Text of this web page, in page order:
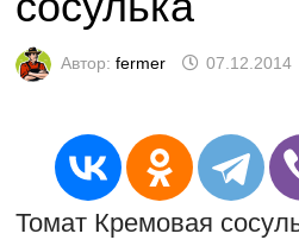
Автор: fermer 07.12.2014
Томат Кремовая